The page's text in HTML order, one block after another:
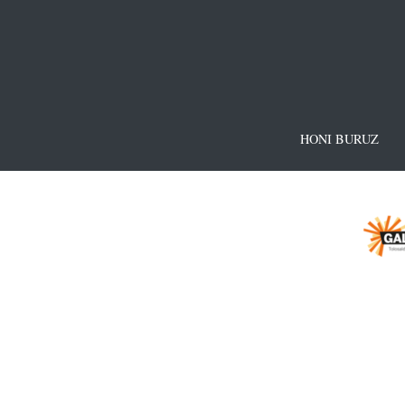
HONI BURUZ